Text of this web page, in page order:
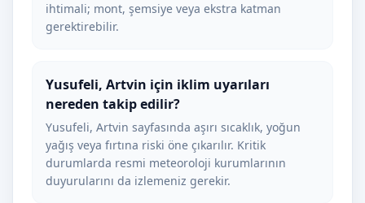
ihtimali; mont, şemsiye veya ekstra katman
gerektirebilir.
Yusufeli, Artvin için iklim uyarıları
nereden takip edilir?
Yusufeli, Artvin sayfasında aşırı sıcaklık, yoğun
yağış veya fırtına riski öne çıkarılır. Kritik
durumlarda resmi meteoroloji kurumlarının
duyurularını da izlemeniz gerekir.